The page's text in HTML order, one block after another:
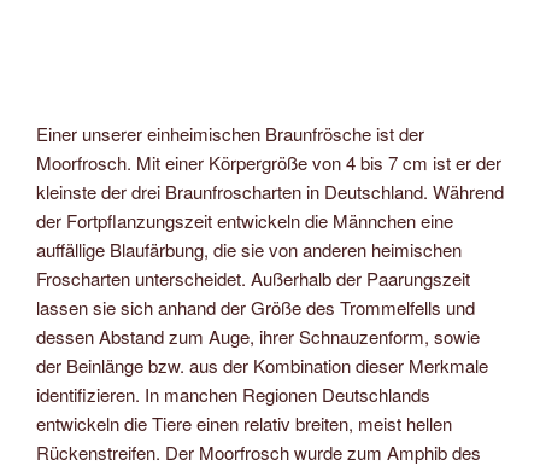
Einer unserer einheimischen Braunfrösche ist der
Moorfrosch. Mit einer Körpergröße von 4 bis 7 cm ist er der
kleinste der drei Braunfroscharten in Deutschland. Während
der Fortpflanzungszeit entwickeln die Männchen eine
auffällige Blaufärbung, die sie von anderen heimischen
Froscharten unterscheidet. Außerhalb der Paarungszeit
lassen sie sich anhand der Größe des Trommelfells und
dessen Abstand zum Auge, ihrer Schnauzenform, sowie
der Beinlänge bzw. aus der Kombination dieser Merkmale
identifizieren. In manchen Regionen Deutschlands
entwickeln die Tiere einen relativ breiten, meist hellen
Rückenstreifen. Der Moorfrosch wurde zum Amphib des